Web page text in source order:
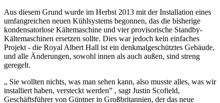
Aus diesem Grund wurde im Herbst 2013 mit der Installation eines
umfangreichen neuen Kühlsystems begonnen, das die bisherige
kondensatorlose Kältemaschine und vier provisorische Standby-
Kältemaschinen ersetzen sollte. Dies war jedoch kein einfaches
Projekt - die Royal Albert Hall ist ein denkmalgeschütztes Gebäude,
und alle Änderungen, sowohl innen als auch außen, sind streng
geregelt.
„ Sie wollten nichts, was man sehen kann, also musste alles, was wir
installiert haben, versteckt werden” , sagt Justin Scofield,
Geschäftsführer von Güntner in Großbritannien, der das neue